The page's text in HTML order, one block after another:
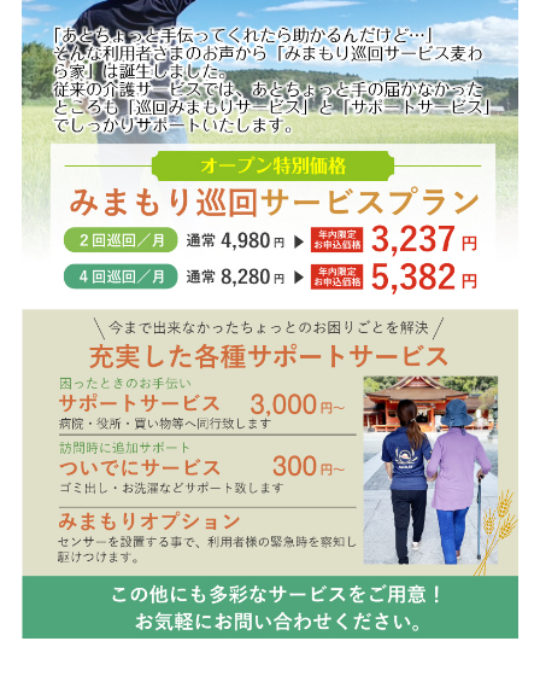
お問い合わせ ＞
会員ページ ＞
会員ページ（ケアマネ専用）
求人情報 会社情報